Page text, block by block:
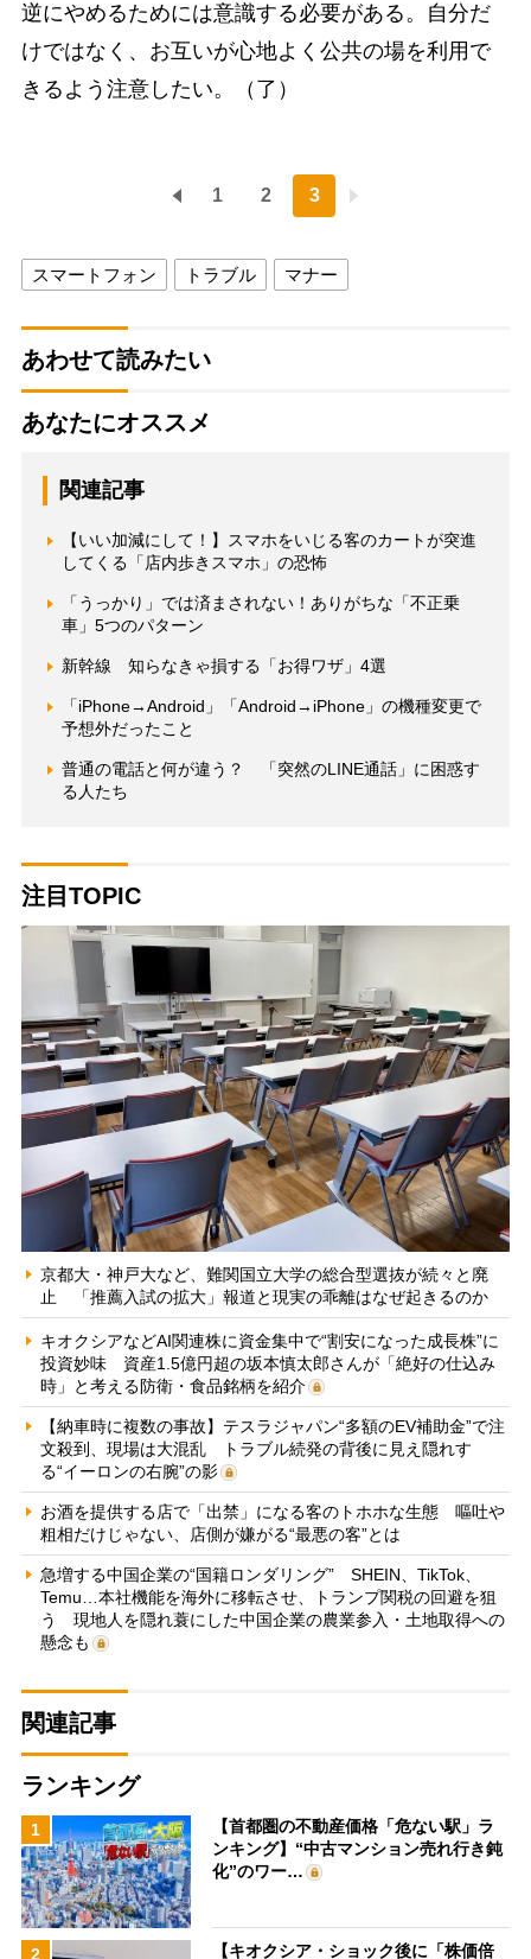
逆にやめるためには意識する必要がある。自分だ
けではなく、お互いが心地よく公共の場を利用で
きるよう注意したい。（了）
1 2 3
スマートフォン トラブル マナー
あわせて読みたい
あなたにオススメ
関連記事
【いい加減にして！】スマホをいじる客のカートが突進
してくる「店内歩きスマホ」の恐怖
「うっかり」では済まされない！ありがちな「不正乗
車」5つのパターン
新幹線 知らなきゃ損する「お得ワザ」4選
「iPhone→Android」「Android→iPhone」の機種変更で
予想外だったこと
普通の電話と何が違う？ 「突然のLINE通話」に困惑す
る人たち
注目TOPIC
京都大・神戸大など、難関国立大学の総合型選抜が続々と廃
止 「推薦入試の拡大」報道と現実の乖離はなぜ起きるのか
キオクシアなどAI関連株に資金集中で“割安になった成長株”に
投資妙味 資産1.5億円超の坂本慎太郎さんが「絶好の仕込み
時」と考える防衛・食品銘柄を紹介
【納車時に複数の事故】テスラジャパン“多額のEV補助金”で注
文殺到、現場は大混乱 トラブル続発の背後に見え隠れす
る“イーロンの右腕”の影
お酒を提供する店で「出禁」になる客のトホホな生態 嘔吐や
粗相だけじゃない、店側が嫌がる“最悪の客”とは
急増する中国企業の“国籍ロンダリング” SHEIN、TikTok、
Temu…本社機能を海外に移転させ、トランプ関税の回避を狙
う 現地人を隠れ蓑にした中国企業の農業参入・土地取得への
懸念も
関連記事
ランキング
1
【首都圏の不動産価格「危ない駅」ラ
ンキング】“中古マンション売れ行き鈍
化”のワー…
2 【キオクシア・ショック後に「株価倍